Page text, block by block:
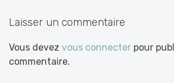
Laisser un commentaire
Vous devez vous connecter pour
commentaire.